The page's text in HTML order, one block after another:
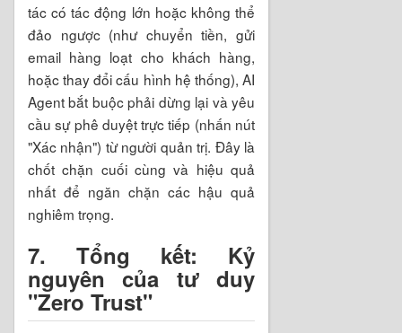
tác có tác động lớn hoặc không thể
đảo ngược (như chuyển tiền, gửi
email hàng loạt cho khách hàng,
hoặc thay đổi cấu hình hệ thống), AI
Agent bắt buộc phải dừng lại và yêu
cầu sự phê duyệt trực tiếp (nhấn nút
"Xác nhận") từ người quản trị. Đây là
chốt chặn cuối cùng và hiệu quả
nhất để ngăn chặn các hậu quả
nghiêm trọng.
7. Tổng kết: Kỷ
nguyên của tư duy
"Zero Trust"